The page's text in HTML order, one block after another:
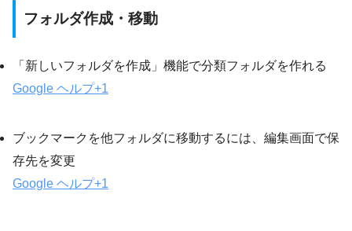
フォルダ作成・移動
「新しいフォルダを作成」機能で分類フォルダを作れる
Google ヘルプ+1
ブックマークを他フォルダに移動するには、編集画面で保
存先を変更
Google ヘルプ+1